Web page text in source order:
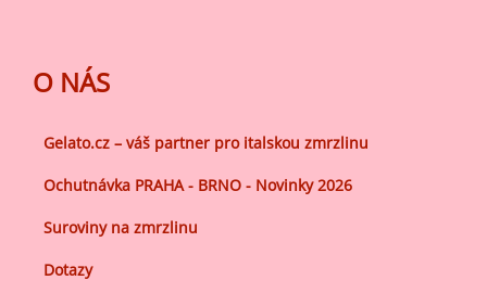
O NÁS
Gelato.cz – váš partner pro italskou zmrzlinu
Ochutnávka PRAHA - BRNO - Novinky 2026
Suroviny na zmrzlinu
Dotazy